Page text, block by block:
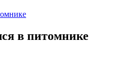
в питомнике